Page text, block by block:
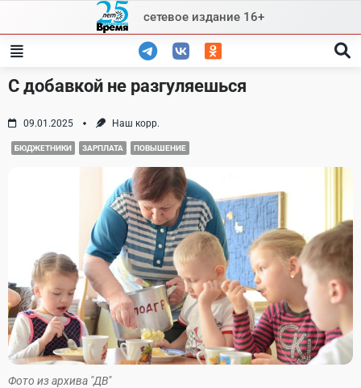
content
сетевое издание 16+
С добавкой не разгуляешься
09.01.2025 Наш корр.
БЮДЖЕТНИКИ ЗАРПЛАТА ПОВЫШЕНИЕ
Фото из архива "ДВ"